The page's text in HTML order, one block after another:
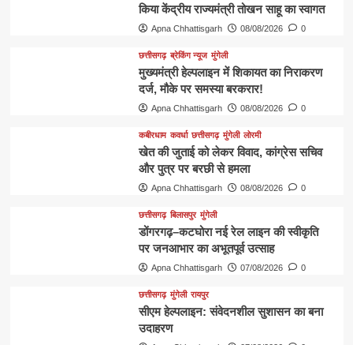
किया केंद्रीय राज्यमंत्री तोखन साहू का स्वागत
Apna Chhattisgarh 08/08/2026 0
छत्तीसगढ़ ब्रेकिंग न्यूज मुंगेली
मुख्यमंत्री हेल्पलाइन में शिकायत का निराकरण
दर्ज, मौके पर समस्या बरकरार!
Apna Chhattisgarh 08/08/2026 0
कबीरधाम कवर्धा छत्तीसगढ़ मुंगेली लोरमी
खेत की जुताई को लेकर विवाद, कांग्रेस सचिव
और पुत्र पर बरछी से हमला
Apna Chhattisgarh 08/08/2026 0
छत्तीसगढ़ बिलासपुर मुंगेली
डोंगरगढ़–कटघोरा नई रेल लाइन की स्वीकृति
पर जनआभार का अभूतपूर्व उत्साह
Apna Chhattisgarh 07/08/2026 0
छत्तीसगढ़ मुंगेली रायपुर
सीएम हेल्पलाइन: संवेदनशील सुशासन का बना
उदाहरण